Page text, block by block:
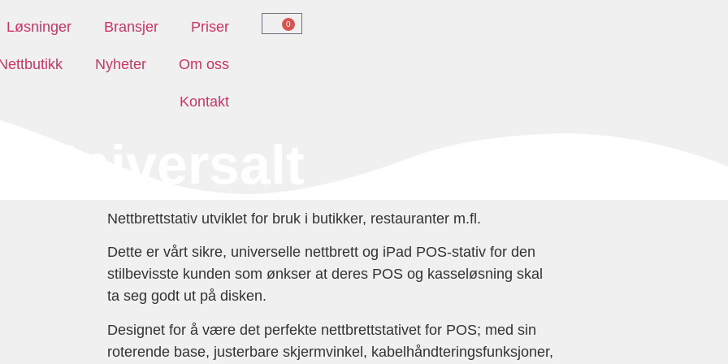
Løsninger Bransjer Priser
Nyheter Om oss
Kontakt
0
Nettbrettstativ utviklet for bruk i butikker, restauranter m.fl.
Dette er vårt sikre, universelle nettbrett og iPad POS-stativ for den
stilbevisste kunden som ønkser at deres POS og kasseløsning skal
ta seg godt ut på disken.
Designet for å være det perfekte nettbrettstativet for POS; med sin
roterende base, justerbare skjermvinkel, kabelhåndteringsfunksjoner,